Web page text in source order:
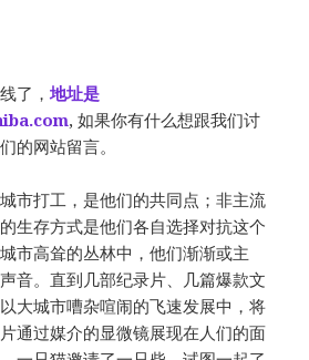
了，地址是
, 如果你有什么想跟我们讨
的网站留言。
市打工，是他们的共同点；非主流
生存方式是他们各自选择对抗这个
市高耸的丛林中，他们渐渐或主
音。直到几部纪录片、几篇爆款文
大城市嘈杂喧闹的飞速发展中，将
通过媒介的显微镜展现在人们的面